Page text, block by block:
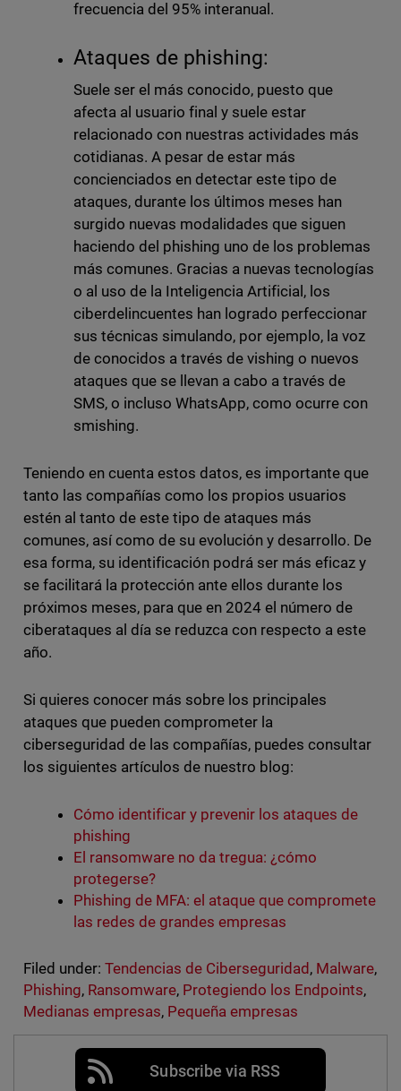
frecuencia del 95% interanual.
Ataques de phishing:
Suele ser el más conocido, puesto que
afecta al usuario final y suele estar
relacionado con nuestras actividades más
cotidianas. A pesar de estar más
concienciados en detectar este tipo de
ataques, durante los últimos meses han
surgido nuevas modalidades que siguen
haciendo del phishing uno de los problemas
más comunes. Gracias a nuevas tecnologías
o al uso de la Inteligencia Artificial, los
ciberdelincuentes han logrado perfeccionar
sus técnicas simulando, por ejemplo, la voz
de conocidos a través de vishing o nuevos
ataques que se llevan a cabo a través de
SMS, o incluso WhatsApp, como ocurre con
smishing.
Teniendo en cuenta estos datos, es importante que
tanto las compañías como los propios usuarios
estén al tanto de este tipo de ataques más
comunes, así como de su evolución y desarrollo. De
esa forma, su identificación podrá ser más eficaz y
se facilitará la protección ante ellos durante los
próximos meses, para que en 2024 el número de
ciberataques al día se reduzca con respecto a este
año.
Si quieres conocer más sobre los principales
ataques que pueden comprometer la
ciberseguridad de las compañías, puedes consultar
los siguientes artículos de nuestro blog:
Cómo identificar y prevenir los ataques de
phishing
El ransomware no da tregua: ¿cómo
protegerse?
Phishing de MFA: el ataque que compromete
las redes de grandes empresas
Filed under: Tendencias de Ciberseguridad , Malware,
Phishing, Ransomware, Protegiendo los Endpoints,
Medianas empresas, Pequeña empresas
Subscribe via RSS